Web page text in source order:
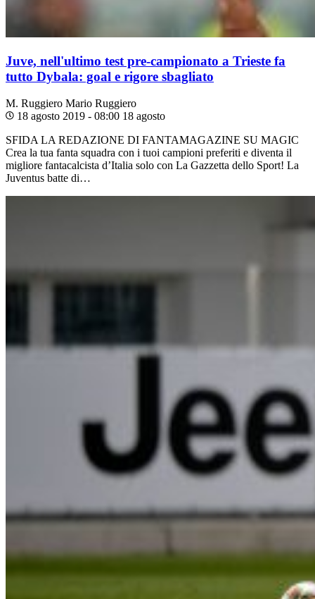
Juve, nell'ultimo test pre-campionato a Trieste fa
tutto Dybala: goal e rigore sbagliato
M. Ruggiero Mario Ruggiero
18 agosto 2019 - 08:00 18 agosto
SFIDA LA REDAZIONE DI FANTAMAGAZINE SU MAGIC
Crea la tua fanta squadra con i tuoi campioni preferiti e diventa il
migliore fantacalcista d’Italia solo con La Gazzetta dello Sport! La
Juventus batte di…